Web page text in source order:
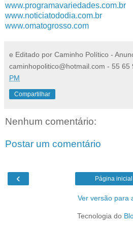
www.programavariedades.com.br
www.noticiatododia.com.br
www.omatogrosso.com
e Editado por Caminho Político -
caminhopolitico@hotmail.com - 55 65
PM
Compartilhar
Nenhum comentário:
Postar um comentário
‹ Página inicial
Ver versão para
Tecnologia do